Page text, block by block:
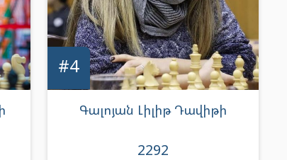
Գալոյան Լիլիթ Դավիթի
2292
#4